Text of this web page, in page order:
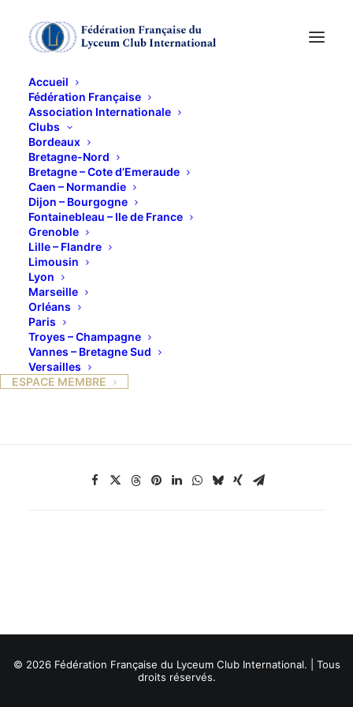
Accueil
Fédération Française
Association Internationale
Clubs
Bordeaux
Bretagne-Nord
Bretagne – Cote d’Emeraude
Caen – Normandie
Dijon – Bourgogne
Fontainebleau – Ile de France
Grenoble
Lille – Flandre
Limousin
Lyon
Marseille
Orléans
Paris
Troyes – Champagne
Vannes – Bretagne Sud
Versailles
ESPACE MEMBRE
GÉNÉRALE
A.G. du Club à la Maison des Associations à 10 h très
précises, en présence de Muriel HANNART,
Présidente de la Fédération Française des Lyceum
Clubs
© 2026 Fédération Française du Lyceum Club International. | Tous
droits réservés.